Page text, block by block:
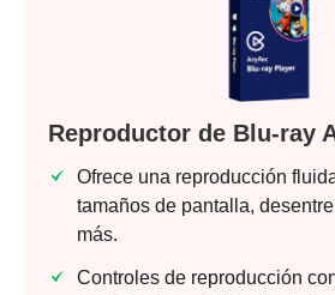
Reproductor de Blu-ray
Ofrece una reproducción
tamaños de pantalla,
más.
Controles de reproducción